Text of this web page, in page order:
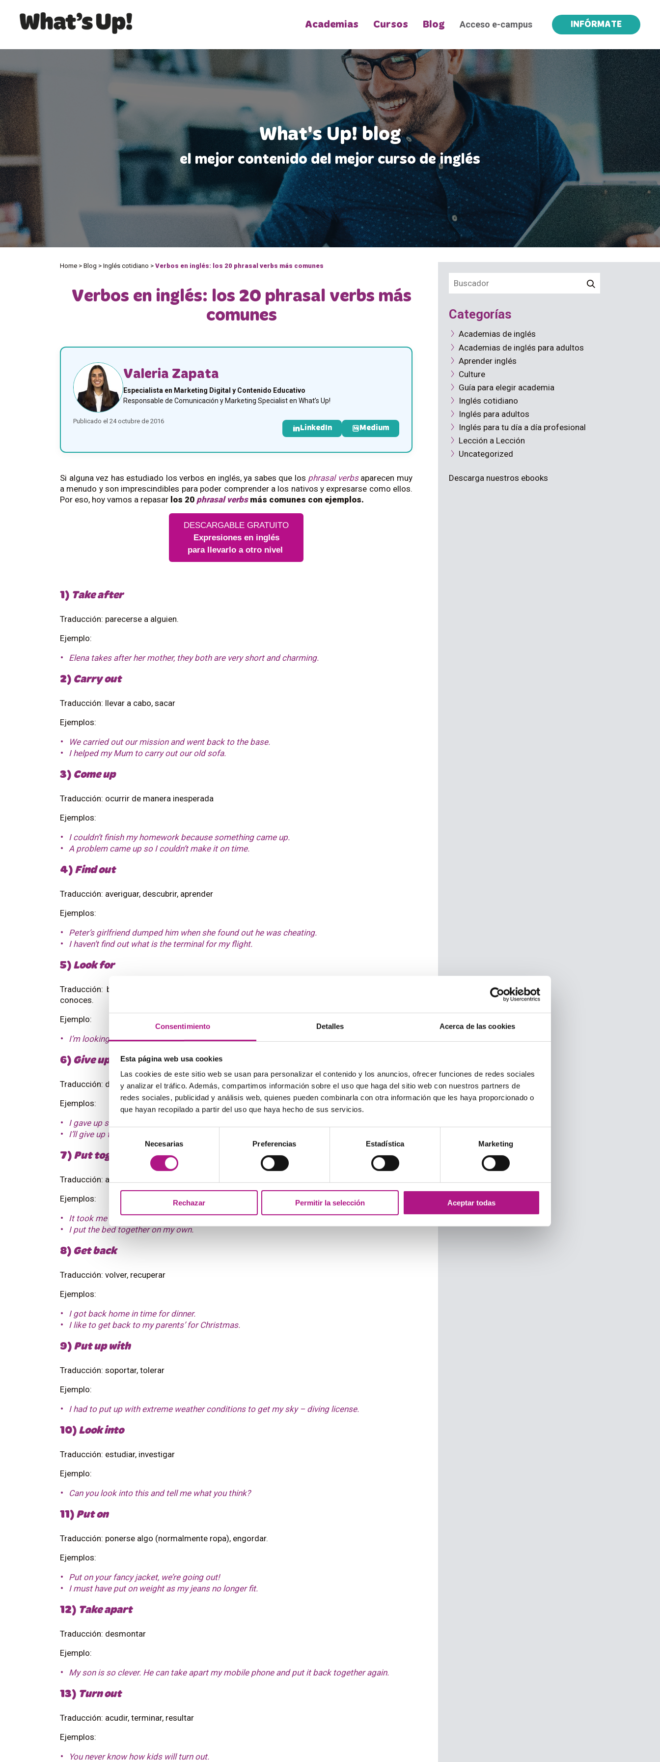
Consentimiento Detalles Acerca de las cookies
Esta página web usa cookies
Las cookies de este sitio web se usan para personalizar el contenido y los anuncios, ofrecer funciones de redes sociales
y analizar el tráfico. Además, compartimos información sobre el uso que haga del sitio web con nuestros partners de
redes sociales, publicidad y análisis web, quienes pueden combinarla con otra información que les haya proporcionado o
que hayan recopilado a partir del uso que haya hecho de sus servicios.
Selección
consentimiento
Necesarias Preferencias Estadística Marketing
Rechazar Permitir la selección Aceptar todas
Academias Cursos Blog Acceso e-campus INFÓRMATE
What's Up! blog
el mejor contenido del mejor curso de inglés
Home > Blog > Inglés cotidiano > Verbos en inglés: los 20 phrasal verbs más comunes
Verbos en inglés: los 20 phrasal verbs más
comunes
Valeria Zapata
Especialista en Marketing Digital y Contenido Educativo
Responsable de Comunicación y Marketing Specialist en What’s Up!
Publicado el 24 octubre de 2016
LinkedIn Medium
Si alguna vez has estudiado los verbos en inglés, ya sabes que los phrasal verbsaparecen muy
a menudo y son imprescindibles para poder comprender a los nativos y expresarse como ellos.
Por eso, hoy vamos a repasar los 20 phrasal verbsmás comunes con ejemplos.
DESCARGABLE GRATUITO
Expresiones en inglés
para llevarlo a otro nivel
1) Take after
Traducción: parecerse a alguien.
Ejemplo:
Elena takes after her mother, they both are very short and charming.
2) Carry out
Traducción: llevar a cabo, sacar
Ejemplos:
We carried out our mission and went back to the base.
I helped my Mum to carry out our old sofa.
3) Come up
Traducción: ocurrir de manera inesperada
Ejemplos:
I couldn’t finish my homework because something came up.
A problem came up so I couldn’t make it on time.
4) Find out
Traducción: averiguar, descubrir, aprender
Ejemplos:
Peter’s girlfriend dumped him when she found out he was cheating.
I haven’t find out what is the terminal for my flight.
5) Look for
Traducción: buscar algo o a alguien. Es uno de los más usados, así que seguramente ya lo
conoces.
Ejemplo:
I’m looking for my keys. I have no idea where I left them.
6) Give up
Traducción: dejar algo, rendirse
Ejemplos:
I gave up smoking last year and I’m feeling great.
I’ll give up trying to convince you, it’s useless.
7) Put together
Traducción: armar, montar
Ejemplos:
It took me almost one month to put this puzzle together.
I put the bed together on my own.
8) Get back
Traducción: volver, recuperar
Ejemplos:
I got back home in time for dinner.
I like to get back to my parents’ for Christmas.
9) Put up with
Traducción: soportar, tolerar
Ejemplo:
I had to put up with extreme weather conditions to get my sky – diving license.
10) Look into
Traducción: estudiar, investigar
Ejemplo:
Can you look into this and tell me what you think?
11) Put on
Traducción: ponerse algo (normalmente ropa), engordar.
Ejemplos:
Put on your fancy jacket, we’re going out!
I must have put on weight as my jeans no longer fit.
12) Take apart
Traducción: desmontar
Ejemplo:
My son is so clever. He can take apart my mobile phone and put it back together again.
13) Turn out
Traducción: acudir, terminar, resultar
Ejemplos:
You never know how kids will turn out.
Categorías
Academias de inglés
Academias de inglés para adultos
Aprender inglés
Culture
Guía para elegir academia
Inglés cotidiano
Inglés para adultos
Inglés para tu día a día profesional
Lección a Lección
Uncategorized
Descarga nuestros ebooks